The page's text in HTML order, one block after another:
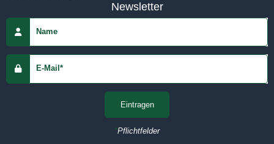
Newsletter
Name
E-Mail*
Eintragen
*Pflichtfelder